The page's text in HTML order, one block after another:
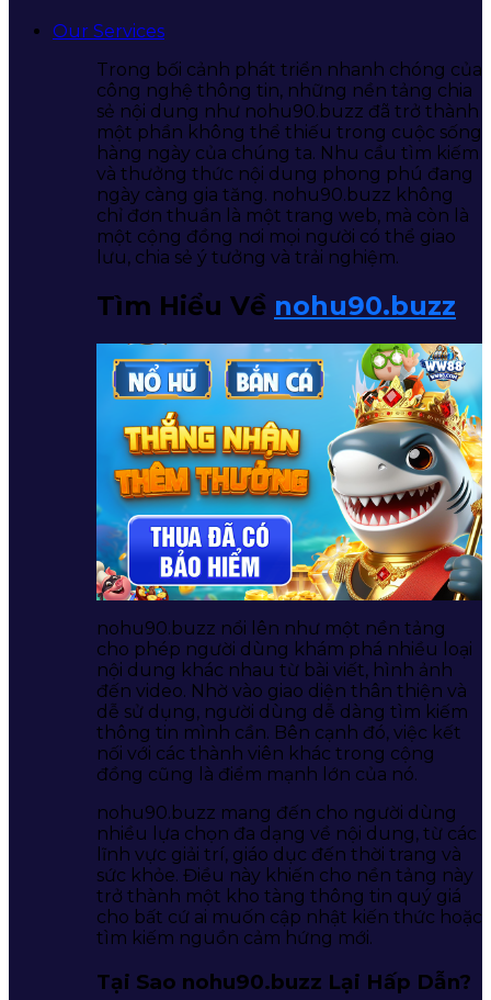
Our Services
Trong bối cảnh phát triển nhanh chóng của
công nghệ thông tin, những nền tảng chia
sẻ nội dung như nohu90.buzz đã trở thành
một phần không thể thiếu trong cuộc sống
hàng ngày của chúng ta. Nhu cầu tìm kiếm
và thưởng thức nội dung phong phú đang
ngày càng gia tăng. nohu90.buzz không
chỉ đơn thuần là một trang web, mà còn là
một cộng đồng nơi mọi người có thể giao
lưu, chia sẻ ý tưởng và trải nghiệm.
Tìm Hiểu Về nohu90.buzz
nohu90.buzz nổi lên như một nền tảng
cho phép người dùng khám phá nhiều loại
nội dung khác nhau từ bài viết, hình ảnh
đến video. Nhờ vào giao diện thân thiện và
dễ sử dụng, người dùng dễ dàng tìm kiếm
thông tin mình cần. Bên cạnh đó, việc kết
nối với các thành viên khác trong cộng
đồng cũng là điểm mạnh lớn của nó.
nohu90.buzz mang đến cho người dùng
nhiều lựa chọn đa dạng về nội dung, từ các
lĩnh vực giải trí, giáo dục đến thời trang và
sức khỏe. Điều này khiến cho nền tảng này
trở thành một kho tàng thông tin quý giá
cho bất cứ ai muốn cập nhật kiến thức hoặc
tìm kiếm nguồn cảm hứng mới.
Tại Sao nohu90.buzz Lại Hấp Dẫn?